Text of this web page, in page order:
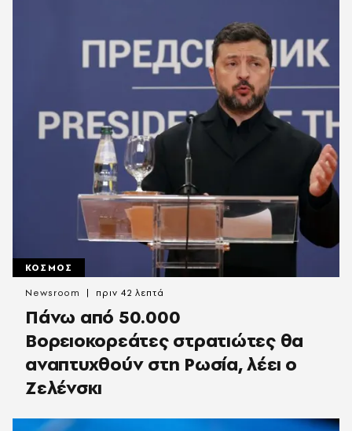
ΚΟΣΜΟΣ
Πάνω από 50.000
Βορειοκορεάτες στρατιώτες θα
αναπτυχθούν στη Ρωσία, λέει ο
Ζελένσκι
Newsroom πριν 42 λεπτά